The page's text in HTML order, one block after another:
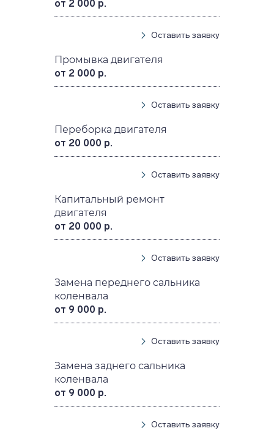
от 2 000 р.
Оставить заявку
Промывка двигателя
от 2 000 р.
Оставить заявку
Переборка двигателя
от 20 000 р.
Оставить заявку
Капитальный ремонт
двигателя
от 20 000 р.
Оставить заявку
Замена переднего сальника
коленвала
от 9 000 р.
Оставить заявку
Замена заднего сальника
коленвала
от 9 000 р.
Оставить заявку